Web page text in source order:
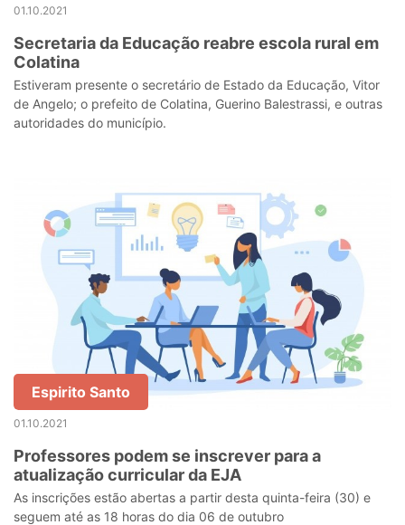
01.10.2021
Secretaria da Educação reabre escola rural em
Colatina
Estiveram presente o secretário de Estado da Educação, Vitor
de Angelo; o prefeito de Colatina, Guerino Balestrassi, e outras
autoridades do município.
Espirito Santo
01.10.2021
Professores podem se inscrever para a
atualização curricular da EJA
As inscrições estão abertas a partir desta quinta-feira (30) e
seguem até as 18 horas do dia 06 de outubro